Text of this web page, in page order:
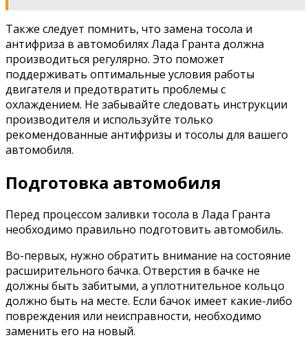
Также следует помнить, что замена тосола и
антифриза в автомобилях Лада Гранта должна
производиться регулярно. Это поможет
поддерживать оптимальные условия работы
двигателя и предотвратить проблемы с
охлаждением. Не забывайте следовать инструкции
производителя и используйте только
рекомендованные антифризы и тосолы для вашего
автомобиля.
Подготовка автомобиля
Перед процессом заливки тосола в Лада Гранта
необходимо правильно подготовить автомобиль.
Во-первых, нужно обратить внимание на состояние
расширительного бачка. Отверстия в бачке не
должны быть забитыми, а уплотнительное кольцо
должно быть на месте. Если бачок имеет какие-либо
повреждения или неисправности, необходимо
заменить его на новый.